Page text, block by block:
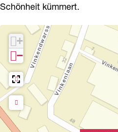
Schönheit kümmert.
+
−